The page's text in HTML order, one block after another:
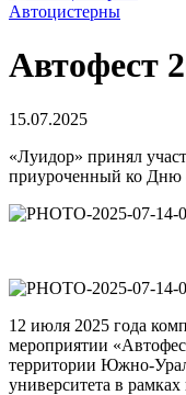
Автоцистерны
Автофест
15.07.2025
«Луидор» принял
приуроченный ко
12 июля 2025 года
мероприятии
территории Южно-
университета в